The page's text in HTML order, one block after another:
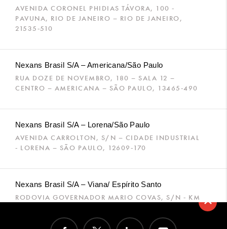
AVENIDA CORONEL PHIDIAS TÁVORA, 100 -
PAVUNA, RIO DE JANEIRO – RIO DE JANEIRO,
21535-510
Nexans Brasil S/A – Americana/São Paulo
RUA DOZE DE NOVEMBRO, 180 – SALA 12 –
CENTRO – AMERICANA – SÃO PAULO, 13465-490
Nexans Brasil S/A – Lorena/São Paulo
AVENIDA CARROLTON, S/N – CIDADE INDUSTRIAL
- LORENA – SÃO PAULO, 12609-170
Nexans Brasil S/A – Viana/ Espírito Santo
RODOVIA GOVERNADOR MARIO COVAS, S/N - KM
VIANA – ESPÍRITO SANTO